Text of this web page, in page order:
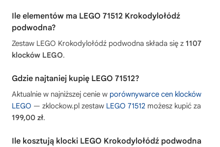
Ile elementów ma LEGO 71512 Krokodylołódź
podwodna?
Zestaw LEGO Krokodylołódź podwodna składa się z 1107
klocków LEGO.
Gdzie najtaniej kupię LEGO 71512?
Aktualnie w najniższej cenie w porównywarce cen klocków
LEGO — zklockow.pl zestaw LEGO 71512 możesz kupić za
199,00 zł.
Ile kosztują klocki LEGO Krokodylołódź podwodna